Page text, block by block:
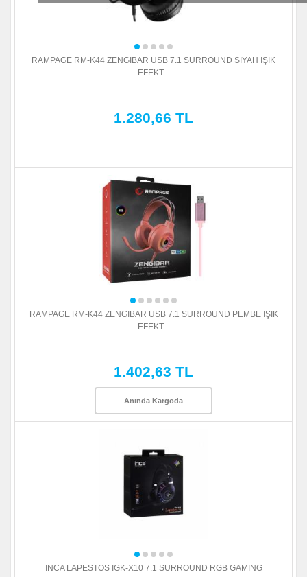
RAMPAGE RM-K44 ZENGIBAR USB 7.1 SURROUND SİYAH IŞIK
EFEKT...
1.280,66 TL
RAMPAGE RM-K44 ZENGIBAR USB 7.1 SURROUND PEMBE IŞIK
EFEKT...
1.402,63 TL
Anında Kargoda
INCA LAPESTOS IGK-X10 7.1 SURROUND RGB GAMING